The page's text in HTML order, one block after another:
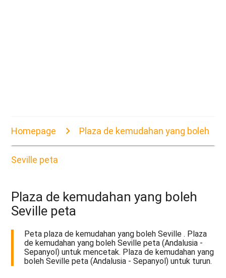
Homepage Plaza de kemudahan yang boleh
Seville peta
Plaza de kemudahan yang boleh
Seville peta
Peta plaza de kemudahan yang boleh Seville . Plaza
de kemudahan yang boleh Seville peta (Andalusia -
Sepanyol) untuk mencetak. Plaza de kemudahan yang
boleh Seville peta (Andalusia - Sepanyol) untuk turun.